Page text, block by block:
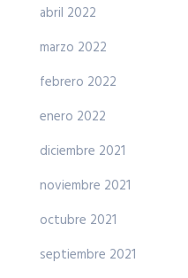
abril 2022
marzo 2022
febrero 2022
enero 2022
diciembre 2021
noviembre 2021
octubre 2021
septiembre 2021